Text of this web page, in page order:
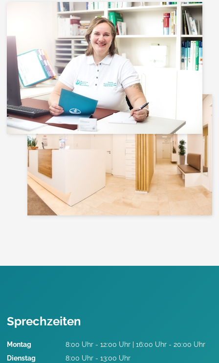
Sprechzeiten
Montag
8:00 Uhr - 12:00 Uhr | 16:00 Uhr - 20:00 Uhr
Dienstag
8:00 Uhr - 13:00 Uhr